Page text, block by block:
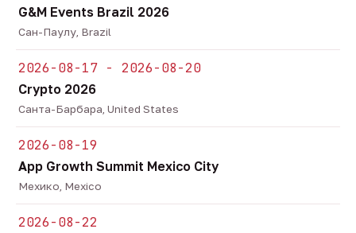
G&M Events Brazil 2026
Сан-Паулу, Brazil
2026-08-17 - 2026-08-20
Crypto 2026
Санта-Барбара, United States
2026-08-19
App Growth Summit Mexico City
Мехико, Mexico
2026-08-22